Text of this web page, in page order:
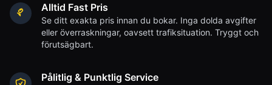
Alltid Fast Pris
Se ditt exakta pris innan du bokar. Inga dolda avgifter
eller överraskningar, oavsett trafiksituation. Tryggt och
förutsägbart.
Pålitlig & Punktlig Service